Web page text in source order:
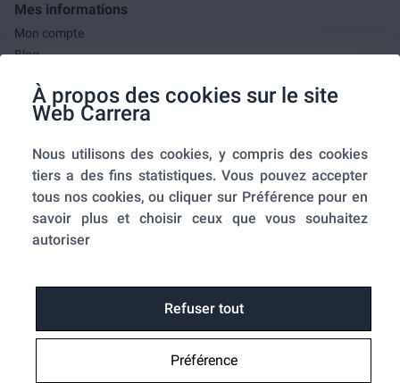
À propos des cookies sur le site
Web Carrera
Nous utilisons des cookies, y compris des cookies
tiers a des fins statistiques. Vous pouvez accepter
tous nos cookies, ou cliquer sur Préférence pour en
savoir plus et choisir ceux que vous souhaitez
autoriser
Refuser tout
Préférence
Mes informations
Mon compte
Blog
Mes commandes
A propos de nous
A propos
Mentions légales
Conditions générales de ventes
Utilisation des cookies